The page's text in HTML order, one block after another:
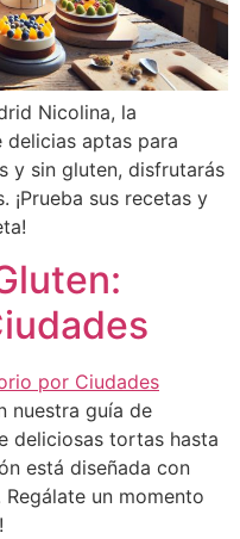
Nicolina, la
delicias aptas para
y sin gluten, disfrutarás
¡Prueba sus recetas y
nuestra guía de
deliciosas tortas hasta
está diseñada con
un momento